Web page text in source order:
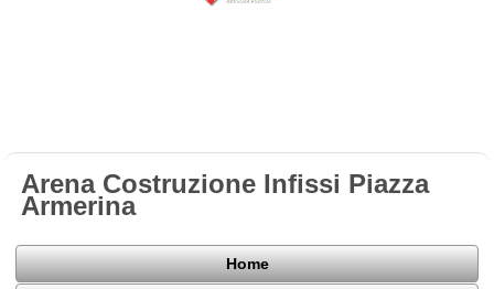
Arena Costruzione Infissi Piazza
Armerina
Home